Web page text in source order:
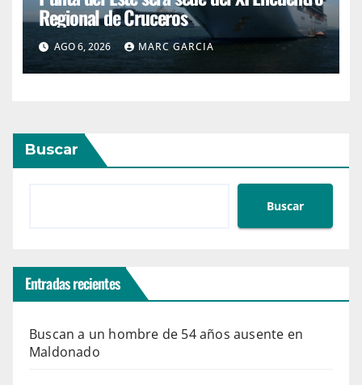
Regional de Cruceros
AGO 6, 2026 MARC GARCIA
Buscar
Buscar
Entradas recientes
Buscan a un hombre de 54 años ausente en
Maldonado